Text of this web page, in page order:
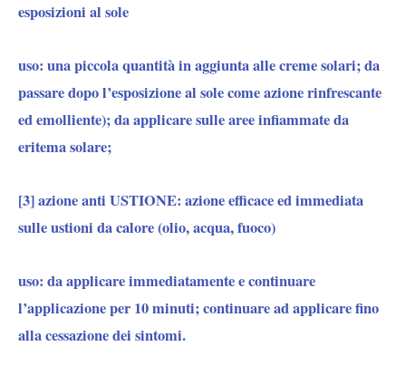
esposizioni al sole
uso: una piccola quantità in aggiunta alle creme solari; da
passare dopo l’esposizione al sole come azione rinfrescante
ed emolliente); da applicare sulle aree infiammate da
eritema solare;
[3]azione anti USTIONE: azione efficace ed immediata
sulle ustioni da calore (olio, acqua, fuoco)
uso: da applicare immediatamente e continuare
l’applicazione per 10 minuti; continuare ad applicare fino
alla cessazione dei sintomi.